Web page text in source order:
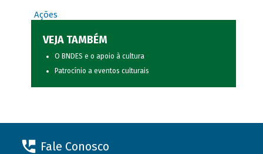
Ações
VEJA TAMBÉM
O BNDES e o apoio à cultura
Patrocínio a eventos culturais
Fale Conosco